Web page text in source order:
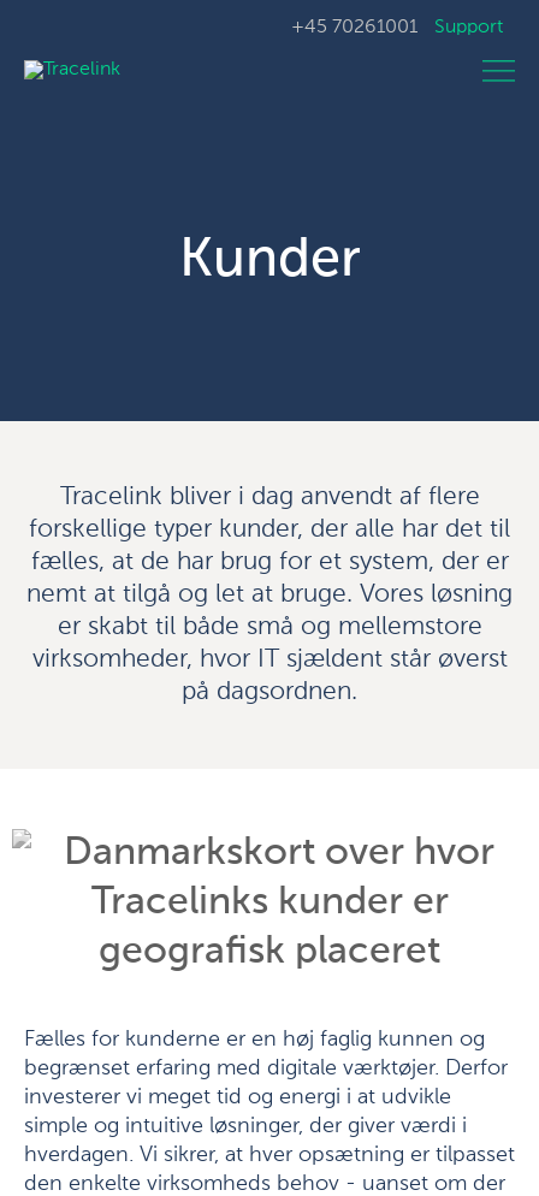
+45 70261001 Support
Kunder
Tracelink bliver i dag anvendt af flere
forskellige typer kunder, der alle har det til
fælles, at de har brug for et system, der er
nemt at tilgå og let at bruge. Vores løsning
er skabt til både små og mellemstore
virksomheder, hvor IT sjældent står øverst
på dagsordnen.
Fælles for kunderne er en høj faglig kunnen og
begrænset erfaring med digitale værktøjer. Derfor
investerer vi meget tid og energi i at udvikle
simple og intuitive løsninger, der giver værdi i
hverdagen. Vi sikrer, at hver opsætning er tilpasset
den enkelte virksomheds behov - uanset om der